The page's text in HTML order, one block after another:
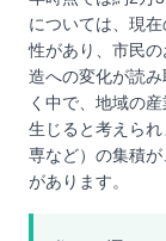
については、現
性があり、市民
造への変化が読
く中で、地域の
生じると考えら
専など）の集積
があります。